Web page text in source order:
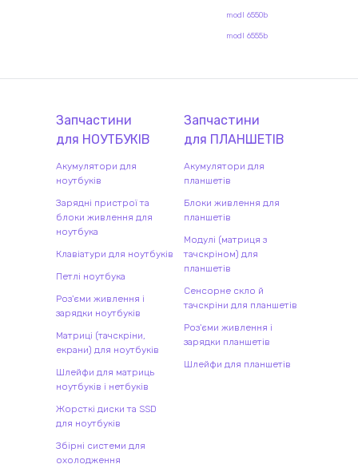
modl 6550b
modl 6555b
Запчастини
для НОУТБУКІВ
Акумулятори для
ноутбуків
Зарядні пристрої та
блоки живлення для
ноутбука
Клавіатури для ноутбуків
Петлі ноутбука
Роз'єми живлення і
зарядки ноутбуків
Матриці (тачскріни,
екрани) для ноутбуків
Шлейфи для матриць
ноутбуків і нетбуків
Жорсткі диски та SSD
для ноутбуків
Збірні системи для
охолодження
Запчастини
для ПЛАНШЕТІВ
Акумулятори для
планшетів
Блоки живлення для
планшетів
Модулі (матриця з
тачскріном) для
планшетів
Сенсорне скло й
тачскріни для планшетів
Роз'єми живлення і
зарядки планшетів
Шлейфи для планшетів